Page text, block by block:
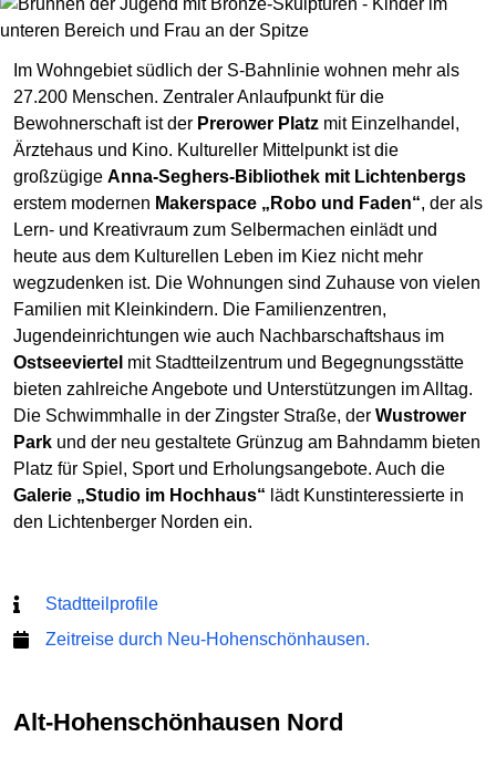
Im Wohngebiet südlich der S-Bahnlinie wohnen mehr als
27.200 Menschen. Zentraler Anlaufpunkt für die
Bewohnerschaft ist der Prerower Platz mit Einzelhandel,
Ärztehaus und Kino. Kultureller Mittelpunkt ist die
großzügige Anna-Seghers-Bibliothek mit Lichtenbergs
erstem modernen Makerspace „Robo und Faden“, der als
Lern- und Kreativraum zum Selbermachen einlädt und
heute aus dem Kulturellen Leben im Kiez nicht mehr
wegzudenken ist. Die Wohnungen sind Zuhause von vielen
Familien mit Kleinkindern. Die Familienzentren,
Jugendeinrichtungen wie auch Nachbarschaftshaus im
Ostseeviertel mit Stadtteilzentrum und Begegnungsstätte
bieten zahlreiche Angebote und Unterstützungen im Alltag.
Die Schwimmhalle in der Zingster Straße, der Wustrower
Park und der neu gestaltete Grünzug am Bahndamm bieten
Platz für Spiel, Sport und Erholungsangebote. Auch die
Galerie „Studio im Hochhaus“ lädt Kunstinteressierte in
den Lichtenberger Norden ein.
Stadtteilprofile
Zeitreise durch Neu-Hohenschönhausen.
Alt-Hohenschönhausen Nord